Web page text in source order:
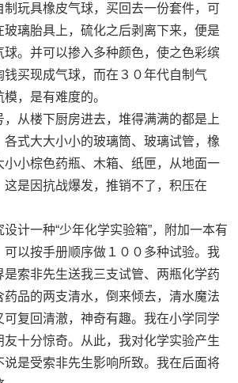
制玩具橡皮气球，买回去一份套件，可
玻璃胎具上，硫化之后剥离下来，便是
球。并可以掺入多种颜色，使之色彩缤
买现成气球，而在３０年代自制气
，是有难度的。
楼下厨房进去，堆得满满的都是上
式大大小小的玻璃筒、玻璃试管，橡
小小棕色药瓶、木箱、纸匣，从地面一
这是因抗战爆发，推销不了，积压在
一种“少年化学实验箱”，附加一本有
可以按手册顺序做１００多种试验。我
是索非先生送我三支试管、两瓶化学药
品的两支清水，倒来倾去，清水魔法
复回清澈，神奇有趣。我在小学同学
友十分惊奇。从此，我对化学实验产生
说是受索非先生影响所致。我在后面将